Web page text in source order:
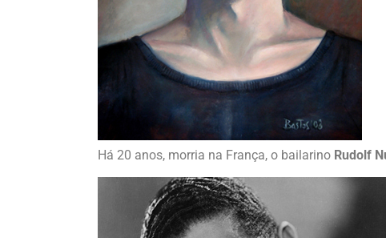
Há 20 anos, morria na França, o bailarino Rudolf